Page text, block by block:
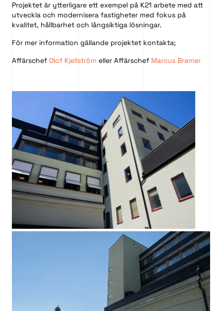
Projektet är ytterligare ett exempel på K21 arbete med att
utveckla och modernisera fastigheter med fokus på
kvalitet, hållbarhet och långsiktiga lösningar.
För mer information gällande projektet kontakta;
Affärschef Olof Kjellström eller Affärschef Marcus Bramer